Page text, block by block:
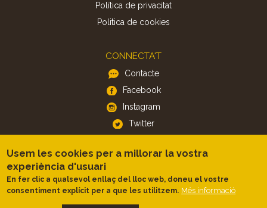
Política de privacitat
Politica de cookies
CONNECTA'T
Contacte
Facebook
Instagram
Twitter
APP
iOS
Android
Usem les cookies per a millorar la vostra
experiència d'usuari
En fer clic a qualsevol enllaç del lloc web, doneu el vostre
consentiment explícit per a que les utilitzem. Més informació